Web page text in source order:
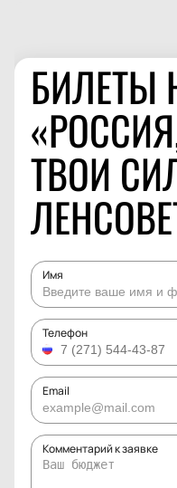
БИЛЕТЫ
ТВОИ
Имя
Телефон
Email
Комментарий к заявке